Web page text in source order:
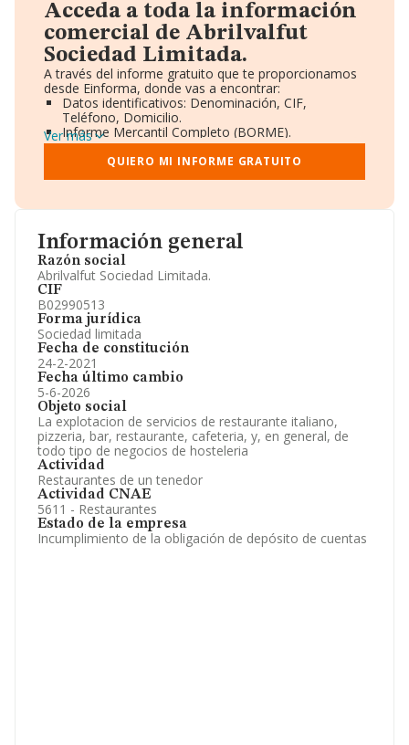
Información general
Razón social
Abrilvalfut Sociedad Limitada.
CIF
B02990513
Forma jurídica
Sociedad limitada
Fecha de constitución
24-2-2021
Fecha último cambio
5-6-2026
Objeto social
La explotacion de servicios de restaurante italiano,
pizzeria, bar, restaurante, cafeteria, y, en general, de
todo tipo de negocios de hosteleria
Actividad
Restaurantes de un tenedor
Actividad CNAE
5611 - Restaurantes
Estado de la empresa
Incumplimiento de la obligación de depósito de cuentas
Acceda a toda la información
comercial de Abrilvalfut
Sociedad Limitada.
A través del informe gratuito que te proporcionamos
desde Einforma, donde vas a encontrar:
Datos identificativos: Denominación, CIF,
Teléfono, Domicilio.
Informe Mercantil Completo (BORME).
Gráficos de Evolución Ventas y Empleados.
Consejo de Administración y Administradores.
Directivos y Ejecutivos.
Información oficial y registral complementaria.
Ver más
QUIERO MI INFORME GRATUITO